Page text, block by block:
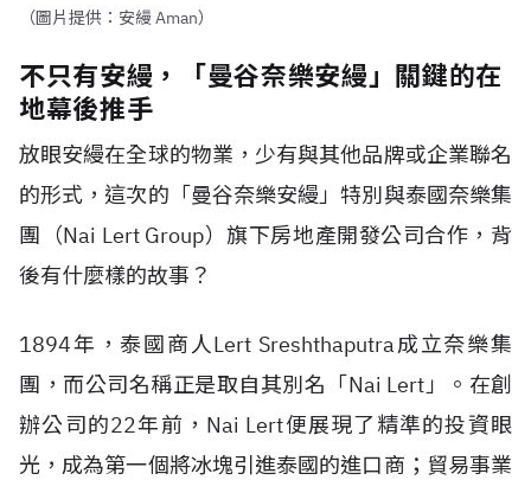
（圖片提供：安縵 Aman）
不只有安縵，「曼谷奈樂安縵」關鍵的在
地幕後推手
放眼安縵在全球的物業，少有與其他品牌或企業聯名
的形式，這次的「曼谷奈樂安縵」特別與泰國奈樂集
團（Nai Lert Group）旗下房地產開發公司合作，背
後有什麼樣的故事？
1894年，泰國商人Lert Sreshthaputra成立奈樂集
團，而公司名稱正是取自其別名「Nai Lert」。在創
辦公司的22年前，Nai Lert便展現了精準的投資眼
光，成為第一個將冰塊引進泰國的進口商；貿易事業